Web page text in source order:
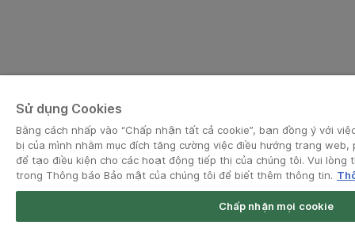
Sử dụng Cookies
Bằng cách nhấp vào “Chấp nhận tất cả cookie”, bạn đồng ý với
bị của mình nhằm mục đích tăng cường việc điều hướng trang
để tạo điều kiện cho các hoạt động tiếp thị của chúng tôi. Vui lòng
trong Thông báo Bảo mật của chúng tôi để biết thêm thông tin.
Chấp nhận mọi cookie